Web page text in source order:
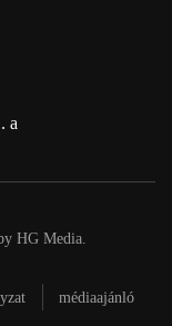
a
HG Media.
médiaajánló